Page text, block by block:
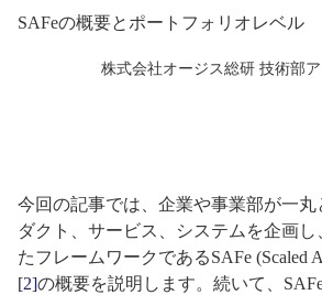
SAFeの概要とポートフォリオレベル
株式会社オージス総研 技術部
今回の記事では、企業や事業部が一丸
ダクト、サービス、システムを企画
たフレームワークであるSAFe (Scaled
[2]の概要を説明します。続いて、